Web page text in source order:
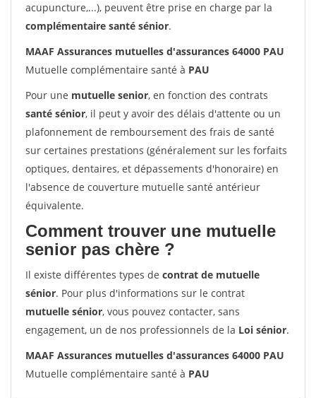
acupuncture,...), peuvent être prise en charge par la
complémentaire santé sénior.
MAAF Assurances mutuelles d'assurances 64000 PAU
Mutuelle complémentaire santé à PAU
Pour une mutuelle senior, en fonction des contrats
santé sénior, il peut y avoir des délais d'attente ou un
plafonnement de remboursement des frais de santé
sur certaines prestations (généralement sur les forfaits
optiques, dentaires, et dépassements d'honoraire) en
l'absence de couverture mutuelle santé antérieur
équivalente.
Comment trouver une mutuelle
senior pas chère ?
Il existe différentes types de contrat de mutuelle
sénior. Pour plus d'informations sur le contrat
mutuelle sénior, vous pouvez contacter, sans
engagement, un de nos professionnels de la Loi sénior.
MAAF Assurances mutuelles d'assurances 64000 PAU
Mutuelle complémentaire santé à PAU